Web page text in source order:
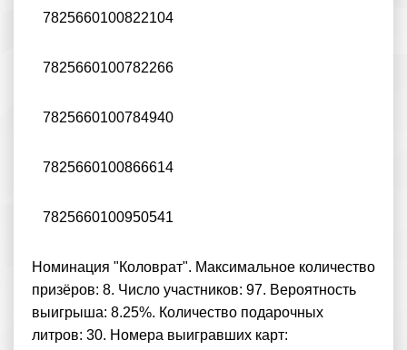
7825660100822104
7825660100782266
7825660100784940
7825660100866614
7825660100950541
Номинация "Коловрат". Максимальное количество
призёров: 8. Число участников: 97. Вероятность
выигрыша: 8.25%. Количество подарочных
литров: 30. Номера выигравших карт: